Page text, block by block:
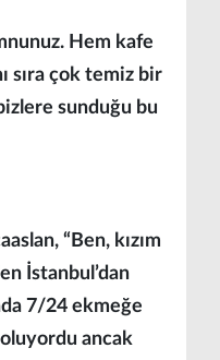
Hem kafe
sıra çok temiz bir
sunduğu bu
“Ben, kızım
İstanbul’dan
7/24 ekmeğe
ancak